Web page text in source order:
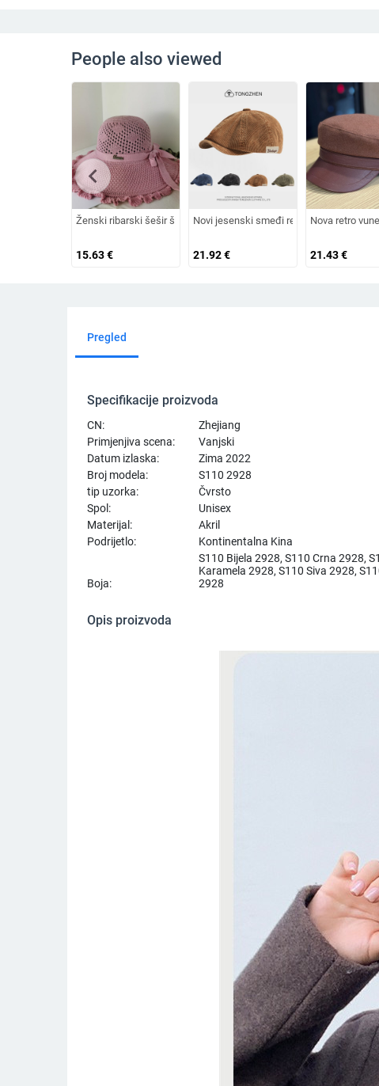
People also viewed
Ženski ribarski šešir širokog oboda, šešir za sunce, pleteni šešir
15.63€
Novi jesenski smeđi retro baršunasti
21.92€
Nova retro
21.43€
chevron_left
Pregled
Specifikacije proizvoda
CN: Zhejiang
Primjenjiva scena:
Vanjski
Datum izlaska:
Zima 2022
Broj modela:
S110 2928
tip uzorka:
Čvrsto
Spol:
Unisex
Materijal:
Akril
Podrijetlo:
Kontinentalna Kina
Boja:
S110 Bijela 2928, S110 Crna 2928,
Karamela 2928, S110 Siva 2928,
2928
Opis proizvoda